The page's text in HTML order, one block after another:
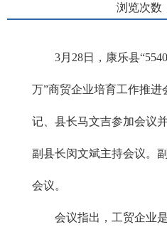
浏览次数
3月28日，康乐县
万”商贸企业培育工作推进
记、县长马文吉参加会议
副县长闵文斌主持会议。
会议。
会议指出，工贸企业